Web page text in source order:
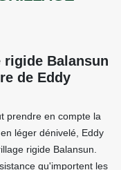
rigide Balansun
de Eddy
prendre en compte la
léger dénivelé, Eddy
rigide Balansun.
qu'importent les